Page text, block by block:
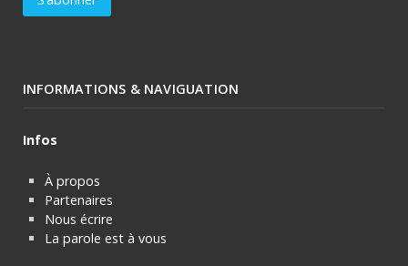
INFORMATIONS & NAVIGUATION
Infos
À propos
Partenaires
Nous écrire
La parole est à vous